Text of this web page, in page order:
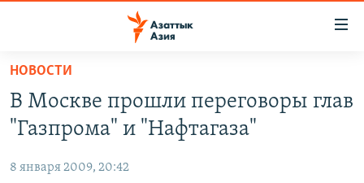
Вернуться
основному
содержанию
УЗБЕКИСТАН
НОВОСТИ
ВОЙНА В УКРАИНЕ
НА ДРУГИХ ЯЗЫКАХ
НОВОСТИ
В Москве прошли переговоры глав
"Газпрома" и "Нафтагаза"
8 января 2009, 20:42